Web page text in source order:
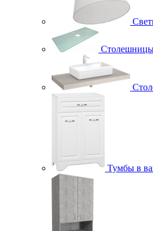
Тумбы в